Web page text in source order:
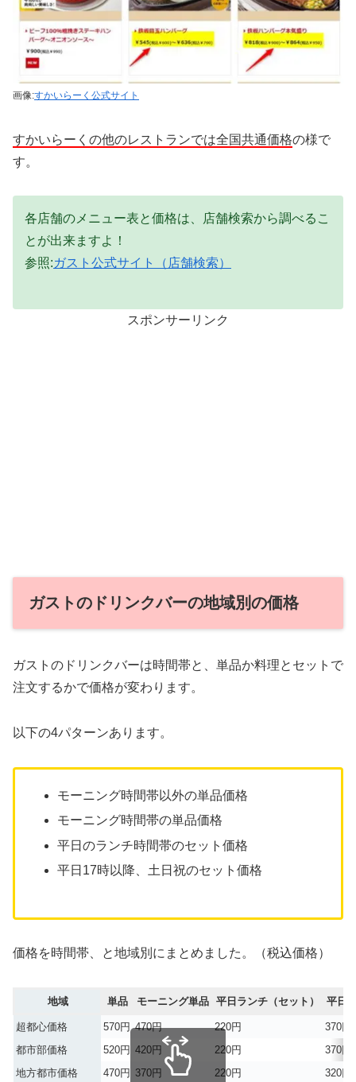
画像:すかいらーく公式サイト
すかいらーくの他のレストランでは全国共通価格の様で
す。
各店舗のメニュー表と価格は、店舗検索から調べるこ
とが出来ますよ！
参照:ガスト公式サイト（店舗検索）
スポンサーリンク
ガストのドリンクバーの地域別の価格
ガストのドリンクバーは時間帯と、単品か料理とセットで
注文するかで価格が変わります。
以下の4パターンあります。
モーニング時間帯以外の単品価格
モーニング時間帯の単品価格
平日のランチ時間帯のセット価格
平日17時以降、土日祝のセット価格
価格を時間帯、と地域別にまとめました。（税込価格）
地域 単品 モーニング単品 平日ランチ（セット） 平日
超都心価格 570円 470円 220円
370円
都市部価格
520円 420円 220円
370円
地方都市価格
470円 370円 220円 320円